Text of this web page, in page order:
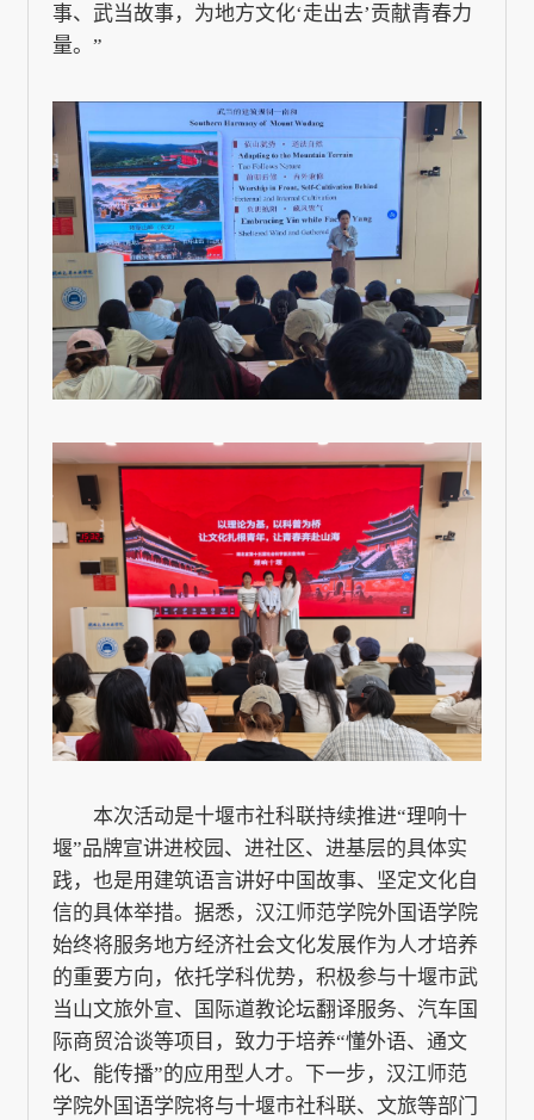
事、武当故事，为地方文化‘走出去’贡献青春力
量。”
本次活动是十堰市社科联持续推进“理响十
堰”品牌宣讲进校园、进社区、进基层的具体实
践，也是用建筑语言讲好中国故事、坚定文化自
信的具体举措。据悉，汉江师范学院外国语学院
始终将服务地方经济社会文化发展作为人才培养
的重要方向，依托学科优势，积极参与十堰市武
当山文旅外宣、国际道教论坛翻译服务、汽车国
际商贸洽谈等项目，致力于培养“懂外语、通文
化、能传播”的应用型人才。下一步，汉江师范
学院外国语学院将与十堰市社科联、文旅等部门